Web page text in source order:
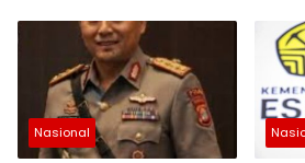
Nasional